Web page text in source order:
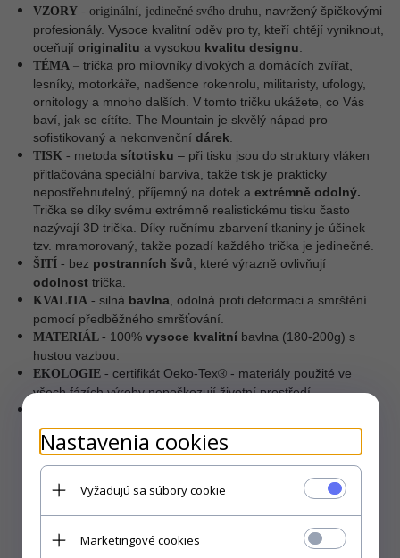
VZORY - originální, jedinečné svého druhu , navržený špičkovými
profesionály. Vysoce kvalitní oděv pro ty, kteří chtějí vyniknout,
oceňují originalitu a vysokou kvalitu designu
TÉMA – trička pro milovníky divokých a domácích zvířat,
lesníky, motorkáře, nadšence rokenrolu, militaristy, ufology,
ornitology a mnoho dalších. V tomto tričku ukážete, co Vás
baví, jak se cítíte. The Mountain je skvělý nápad pro
sofistikovaný a nekonvenční dárek
TISK - metoda sítotisku – při tisku jsou do struktury vláken
přitlačována speciální barviva, takže tisk je prakticky
nepostřehnutelný, příjemný na dotek a extrémně odolný.
Trička se díky svému extrémně realistickému tisku často
nazývají 3D trička. Díky ručnímu zbarvení tkaniny je účinek
tzv. mramorovaný, takže pozadí každého trička je jedinečné.
ŠITÍ - bez postranních švů , které výrazně ovlivňují
odolnost trička.
KVALITA - silná bavlna , odolná proti deformaci a smrštění
pomocí předběžného smršťování.
MATERIÁL - 100% vysoce kvalitní bavlna (180-200g) s
hustou vazbou.
EKOLOGIE - certifikát Oeko-Tex® - materiály použité ve
všech fázích výroby nepoškozují životní prostředí.
Nastavenia cookies
Vyžadujú sa súbory cookie
Marketingové cookies